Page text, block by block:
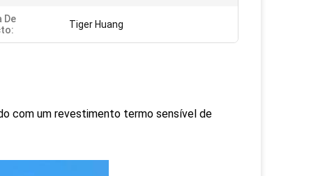
De
Tiger Huang
com um revestimento termo sensível de